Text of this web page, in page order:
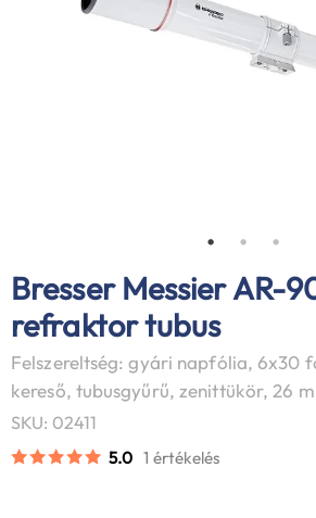
Bresser Messier AR-
refraktor tubus
Felszereltség: gyári napfólia, 6x30
kereső, tubusgyűrű, zenittükör, 26
SKU: 02411
5.0 1 értékelés